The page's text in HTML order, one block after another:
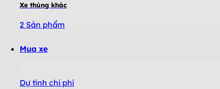
Xe thùng khác
2 Sản phẩm
Mua xe
Dự tính chi phí